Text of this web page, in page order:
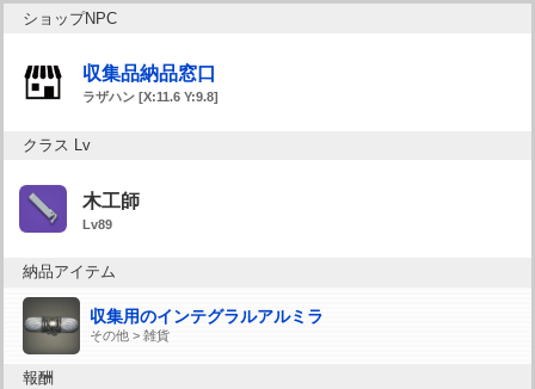
ショップNPC
収集品納品窓口
ラザハン [X:11.6 Y:9.8]
クラス Lv
木工師
Lv89
納品アイテム
収集用のインテグラルアルミラ
その他 > 雑貨
報酬